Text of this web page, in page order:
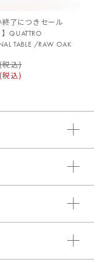
終了につきセール
QUATTRO
TABLE /RAW OAK
(税込)
(税込)